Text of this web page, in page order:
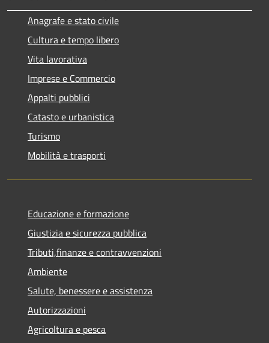
Anagrafe e stato civile
Cultura e tempo libero
Vita lavorativa
Imprese e Commercio
Appalti pubblici
Catasto e urbanistica
Turismo
Mobilità e trasporti
Educazione e formazione
Giustizia e sicurezza pubblica
Tributi,finanze e contravvenzioni
Ambiente
Salute, benessere e assistenza
Autorizzazioni
Agricoltura e pesca